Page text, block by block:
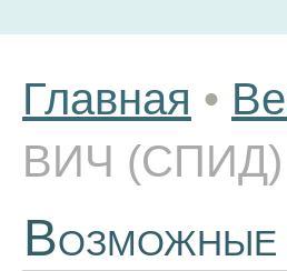
Главная •
ВИЧ (СПИД)